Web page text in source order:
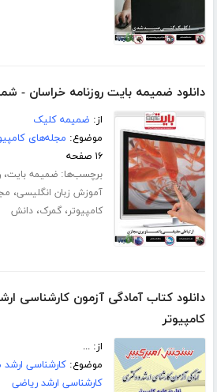
دانلود ضمیمه بایت روزنامه خراسان - شماره
از: ضمیمه کلیک
موضوع: مجله‌های
۱۶ صفحه
برچسب‌ها:ضمیمه بایت،
آموزش زبان انگلیسی،
کامپیوتر،گمرک،دانش
دانلود کتاب آمادگی آزمون کارشناسی
کامپیوتر
از: ...
موضوع:کارشناسی
کارشناسی ارشد ریاضی